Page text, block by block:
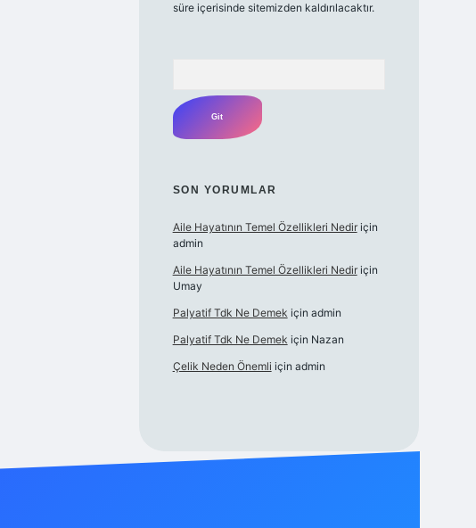
süre içerisinde sitemizden kaldırılacaktır.
SON YORUMLAR
Aile Hayatının Temel Özellikleri Nediriçin
admin
Aile Hayatının Temel Özellikleri Nediriçin
Umay
Palyatif Tdk Ne Demek için admin
Palyatif Tdk Ne Demek için Nazan
Çelik Neden Önemli için admin